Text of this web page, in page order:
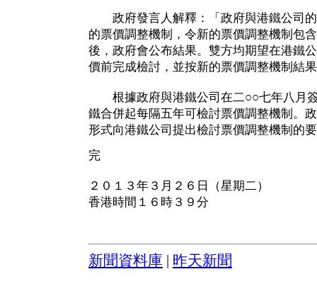
政府發言人解釋：「政府與港鐵公司的
的票價調整機制，令新的票價調整機制包
後，政府會公布結果。雙方均期望在港鐵
價前完成檢討，並按新的票價調整機制結
根據政府與港鐵公司在二○○七年八月
鐵合併起每隔五年可檢討票價調整機制。
形式向港鐵公司提出檢討票價調整機制的
完
２０１３年３月２６日（星期二）
香港時間１６時３９分
新聞資料庫 昨天新聞